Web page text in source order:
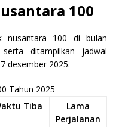
100
nusantara 100 di bulan
ditampilkan jadwal
desember 2025.
Tahun 2025
Tiba
Lama
Perjalanan